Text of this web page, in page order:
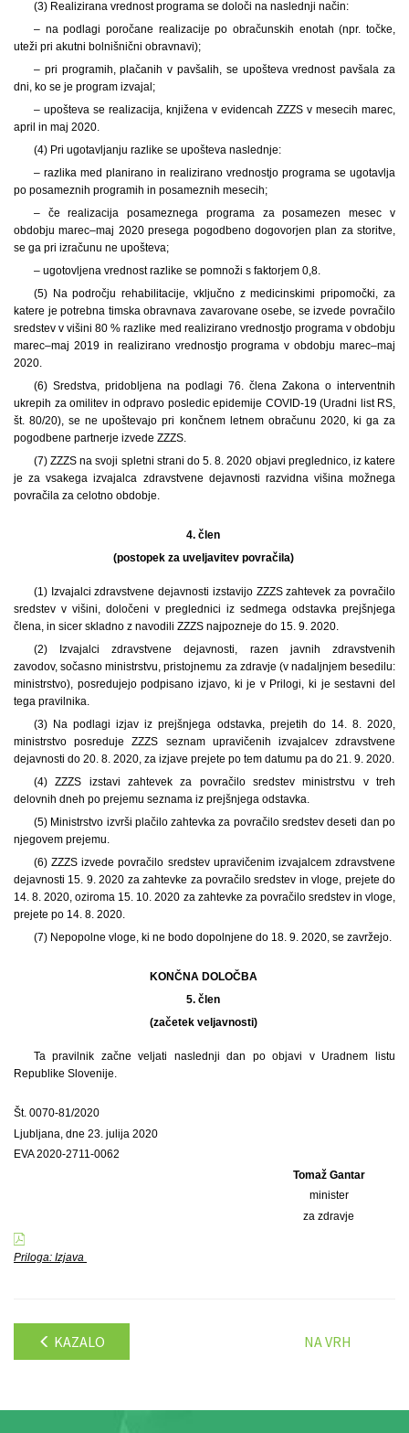
(3) Realizirana vrednost programa se določi na naslednji način:
– na podlagi poročane realizacije po obračunskih enotah (npr. točke,
uteži pri akutni bolnišnični obravnavi);
– pri programih, plačanih v pavšalih, se upošteva vrednost pavšala za
dni, ko se je program izvajal;
– upošteva se realizacija, knjižena v evidencah ZZZS v mesecih marec,
april in maj 2020.
(4) Pri ugotavljanju razlike se upošteva naslednje:
– razlika med planirano in realizirano vrednostjo programa se ugotavlja
po posameznih programih in posameznih mesecih;
– če realizacija posameznega programa za posamezen mesec v
obdobju marec–maj 2020 presega pogodbeno dogovorjen plan za storitve,
se ga pri izračunu ne upošteva;
– ugotovljena vrednost razlike se pomnoži s faktorjem 0,8.
(5) Na področju rehabilitacije, vključno z medicinskimi pripomočki, za
katere je potrebna timska obravnava zavarovane osebe, se izvede povračilo
sredstev v višini 80 % razlike med realizirano vrednostjo programa v obdobju
marec‒maj 2019 in realizirano vrednostjo programa v obdobju marec‒maj
2020.
(6) Sredstva, pridobljena na podlagi 76. člena Zakona o interventnih
ukrepih za omilitev in odpravo posledic epidemije COVID-19 (Uradni list RS,
št. 80/20), se ne upoštevajo pri končnem letnem obračunu 2020, ki ga za
pogodbene partnerje izvede ZZZS.
(7) ZZZS na svoji spletni strani do 5. 8. 2020 objavi preglednico, iz katere
je za vsakega izvajalca zdravstvene dejavnosti razvidna višina možnega
povračila za celotno obdobje.
4. člen
(postopek za uveljavitev povračila)
(1) Izvajalci zdravstvene dejavnosti izstavijo ZZZS zahtevek za povračilo
sredstev v višini, določeni v preglednici iz sedmega odstavka prejšnjega
člena, in sicer skladno z navodili ZZZS najpozneje do 15. 9. 2020.
(2) Izvajalci zdravstvene dejavnosti, razen javnih zdravstvenih
zavodov, sočasno ministrstvu, pristojnemu za zdravje (v nadaljnjem besedilu:
ministrstvo), posredujejo podpisano izjavo, ki je v Prilogi, ki je sestavni del
tega pravilnika.
(3) Na podlagi izjav iz prejšnjega odstavka, prejetih do 14. 8. 2020,
ministrstvo posreduje ZZZS seznam upravičenih izvajalcev zdravstvene
dejavnosti do 20. 8. 2020, za izjave prejete po tem datumu pa do 21. 9. 2020.
(4) ZZZS izstavi zahtevek za povračilo sredstev ministrstvu v treh
delovnih dneh po prejemu seznama iz prejšnjega odstavka.
(5) Ministrstvo izvrši plačilo zahtevka za povračilo sredstev deseti dan po
njegovem prejemu.
(6) ZZZS izvede povračilo sredstev upravičenim izvajalcem zdravstvene
dejavnosti 15. 9. 2020 za zahtevke za povračilo sredstev in vloge, prejete do
14. 8. 2020, oziroma 15. 10. 2020 za zahtevke za povračilo sredstev in vloge,
prejete po 14. 8. 2020.
(7) Nepopolne vloge, ki ne bodo dopolnjene do 18. 9. 2020, se zavržejo.
KONČNA DOLOČBA
5. člen
(začetek veljavnosti)
Ta pravilnik začne veljati naslednji dan po objavi v Uradnem listu
Republike Slovenije.
Št. 0070-81/2020
Ljubljana, dne 23. julija 2020
EVA 2020-2711-0062
Tomaž Gantar
minister
za zdravje
Priloga: Izjava
KAZALO NA VRH